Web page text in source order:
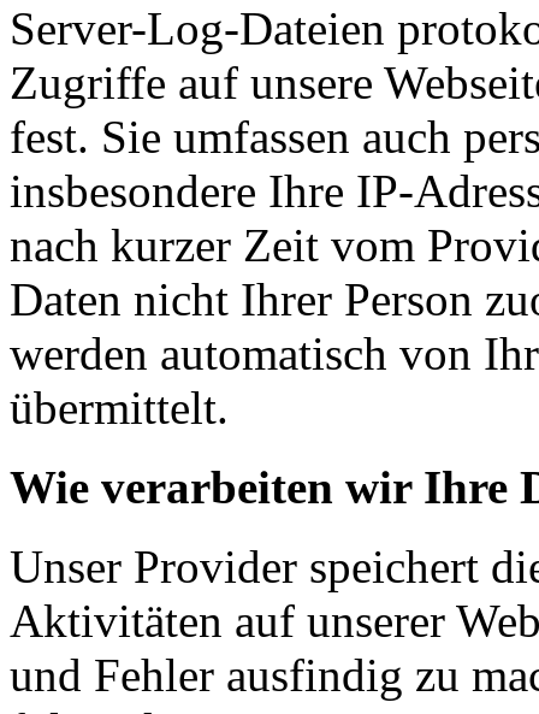
Server-Log-Dateien
Zugriffe auf unsere
fest. Sie umfassen auch
insbesondere Ihre IP-
nach kurzer Zeit vom
Daten nicht Ihrer Person
werden automatisch von
übermittelt.
Wie verarbeiten wir Ihre
Unser Provider speichert
Aktivitäten auf unserer
und Fehler ausfindig zu